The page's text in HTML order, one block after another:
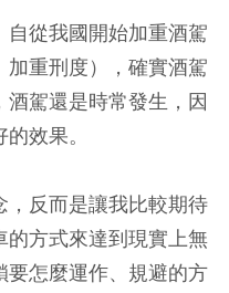
從我國開始加重酒駕
重刑度），確實酒駕
駕還是時常發生，因
效果。
反而是讓我比較期待
的方式來達到現實上無
怎麼運作、規避的方